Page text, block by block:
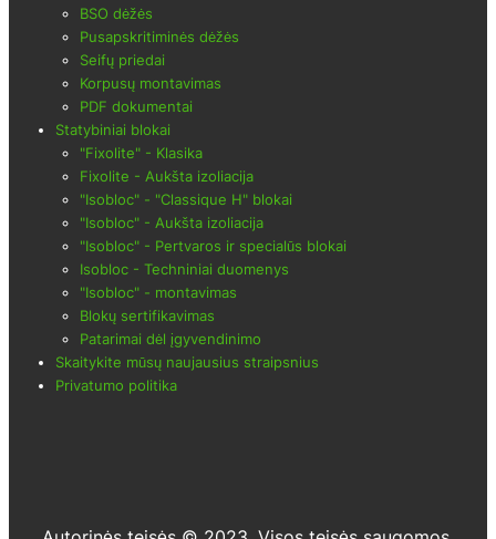
BSO dėžės
Pusapskritiminės dėžės
Seifų priedai
Korpusų montavimas
PDF dokumentai
Statybiniai blokai
"Fixolite" - Klasika
Fixolite - Aukšta izoliacija
"Isobloc" - "Classique H" blokai
"Isobloc" - Aukšta izoliacija
"Isobloc" - Pertvaros ir specialūs blokai
Isobloc - Techniniai duomenys
"Isobloc" - montavimas
Blokų sertifikavimas
Patarimai dėl įgyvendinimo
Skaitykite mūsų naujausius straipsnius
Privatumo politika